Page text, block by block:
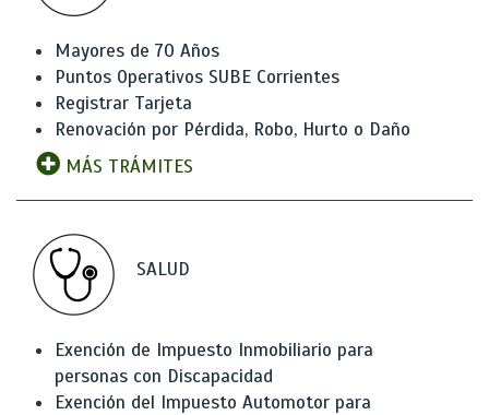
Mayores de 70 Años
Puntos Operativos SUBE Corrientes
Registrar Tarjeta
Renovación por Pérdida, Robo, Hurto o Daño
MÁS TRÁMITES
SALUD
Exención de Impuesto Inmobiliario para
personas con Discapacidad
Exención del Impuesto Automotor para